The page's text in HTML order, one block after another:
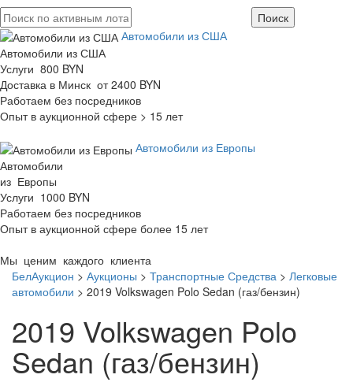
Автомобили из США
Автомобили из США
Услуги 800 BYN
Доставка в Минск от 2400 BYN
Работаем без посредников
Опыт в аукционной сфере > 15 лет
Автомобили из Европы
Автомобили
из Европы
Услуги 1000 BYN
Работаем без посредников
Опыт в аукционной сфере более 15 лет
Мы ценим каждого клиента
БелАукцион > Аукционы > Транспортные Средства > Легковые
автомобили > 2019 Volkswagen Polo Sedan (газ/бензин)
2019 Volkswagen Polo
Sedan (газ/бензин)